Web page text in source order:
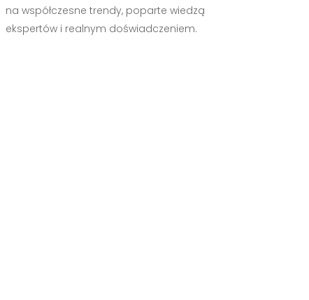
na współczesne trendy, poparte wiedzą
ekspertów i realnym doświadczeniem.